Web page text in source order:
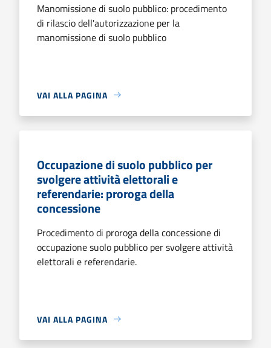
Manomissione di suolo pubblico: procedimento
di rilascio dell'autorizzazione per la
manomissione di suolo pubblico
VAI ALLA PAGINA
Occupazione di suolo pubblico per
svolgere attività elettorali e
referendarie: proroga della
concessione
Procedimento di proroga della concessione di
occupazione suolo pubblico per svolgere attività
elettorali e referendarie.
VAI ALLA PAGINA